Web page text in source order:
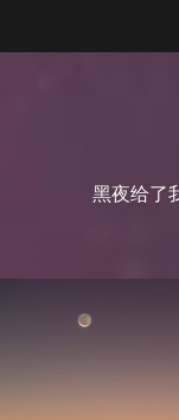
黑夜给了